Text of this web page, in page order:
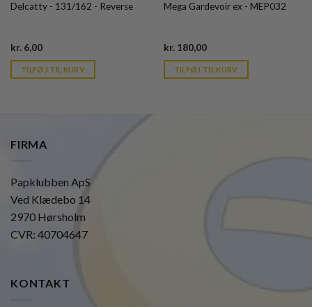
Delcatty - 131/162 - Reverse
kr. 6,00Current
is:
kr. 39,95.
TILFØJ TIL KURV
Mega Gardevoir ex - MEP032
kr.180,00Current
is:
kr. 39,95.
TILFØJ TIL KURV
FIRMA
Papklubben ApS
Ved Klædebo 14
2970 Hørsholm
CVR: 40704647
KONTAKT